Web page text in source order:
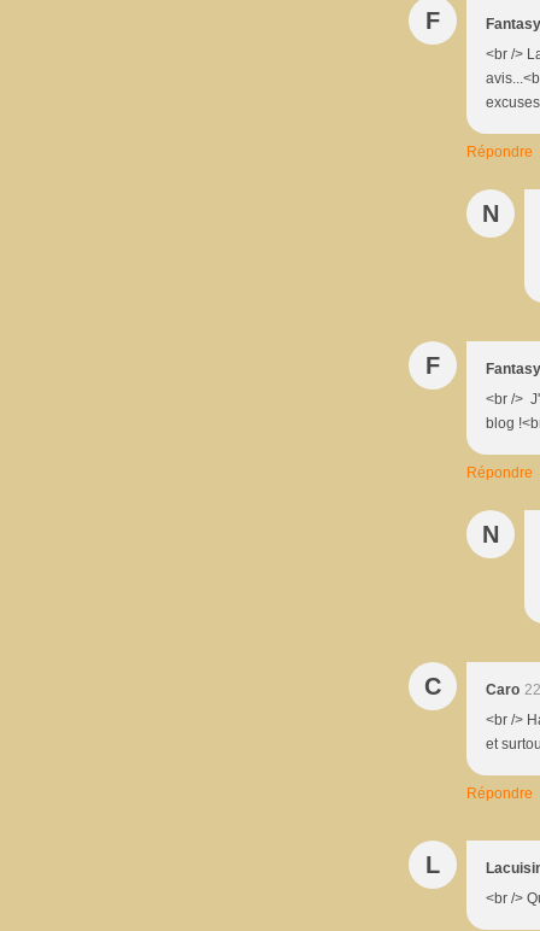
F
Fantasy
<br />
Répondre
N
F
Fantasy
<br />
blog
Répondre
N
C Caro
<br />
et
Répondre
L
<br />